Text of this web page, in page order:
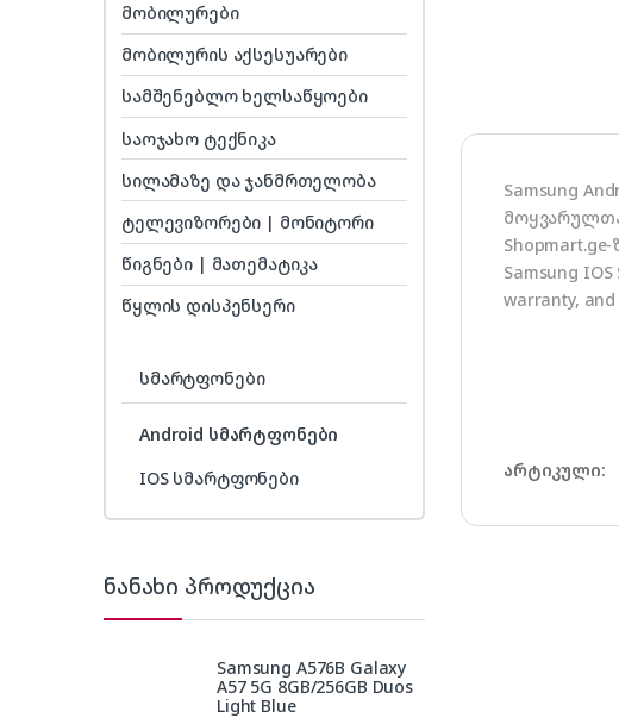
Samsung
Shopmart.ge-
Samsung
warranty,
არტიკული:
მობილურები
მობილურის აქსესუარები
სამშენებლო ხელსაწყოები
საოჯახო ტექნიკა
სილამაზე და ჯანმრთელობა
ტელევიზორები | მონიტორი
წიგნები | მათემატიკა
წყლის დისპენსერი
სმარტფონები
Android სმარტფონები
IOS სმარტფონები
ნანახი პროდუქცია
Samsung A576B Galaxy
A57 5G 8GB/256GB Duos
Light Blue